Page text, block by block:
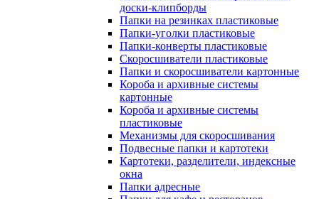
доски-клипборды
Папки на резинках пластиковые
Папки-уголки пластиковые
Папки-конверты пластиковые
Скоросшиватели пластиковые
Папки и скоросшиватели картонные
Короба и архивные системы
картонные
Короба и архивные системы
пластиковые
Механизмы для скоросшивания
Подвесные папки и картотеки
Картотеки, разделители, индексные
окна
Папки адресные